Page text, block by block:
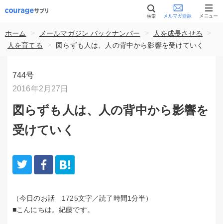
ホーム > メールマガジン バックナンバー > 人を成長させる
>
人を育てる
> 図らずも人は、人の背中から影響を受けていく
744号
2016年2月27日
図らずも人は、人の背中から影響を
受けていく
（今日のお話 1725文字／読了時間1分半）
■こんにちは。紀藤です。